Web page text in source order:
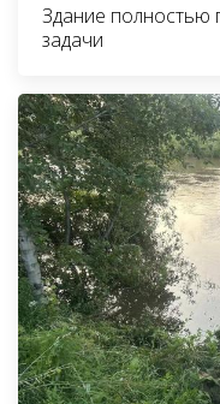
Здание полностью
задачи